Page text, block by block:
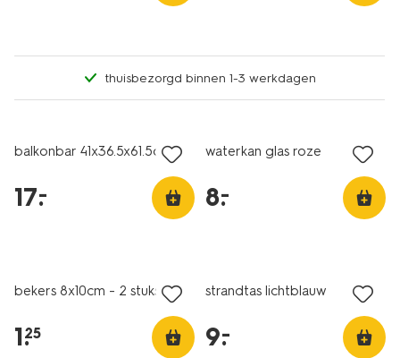
thuisbezorgd binnen 1-3 werkdagen
balkonbar 41x36.5x61.5cm
17.
–
waterkan glas roze
8.
–
bekers 8x10cm - 2 stuks
1.
25
strandtas lichtblauw
9.
–